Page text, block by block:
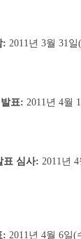
: 2011년 3월 31일
표: 2011년 4월
표 심사: 2011년
: 2011년 4월 6일(